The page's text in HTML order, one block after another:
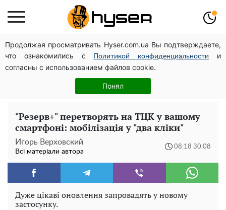
Продолжая просматривать Hyser.com.ua Вы подтверждаете,
что ознакомились с
Политикой конфиденциальности
и
согласны с использованием файлов cookie.
Понял
Повністю гола Анна Трінчер блиснула "принадами":
таких розмірів ви ще не бачили
Весь секрет в одній таблетці аспірину: рецепт хрумкої
та соковитої капусти на зиму. Навіть п'яти банок вам
"Резерв+" перетворять на ТЦК у вашому
смартфоні: мобілізація у "два кліки"
Игорь Верховский
Всі матеріали автора
08:18 30.08
Дуже цікаві оновлення запровадять у новому
застосунку.